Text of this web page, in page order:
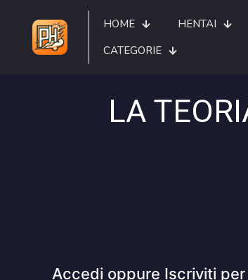
HOME HENTAI
CATEGORIE
LA
Accedi oppure Iscriviti